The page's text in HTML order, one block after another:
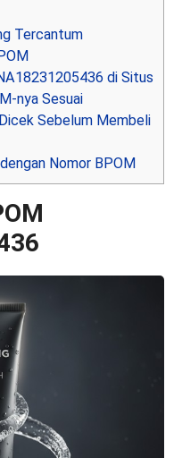
Tercantum
di Situs
nya Sesuai
Sebelum Membeli
Nomor BPOM